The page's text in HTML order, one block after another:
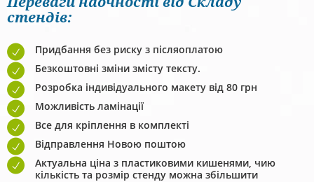
стендів:
Придбання без риску з післяоплатою
Безкоштовні зміни змісту тексту.
Розробка індивідуального макету від 80 грн
Можливість ламінації
Все для кріплення в комплекті
Відправлення Новою поштою
Актуальна ціна з пластиковими кишенями, чию
кількість та розмір стенду можна збільшити